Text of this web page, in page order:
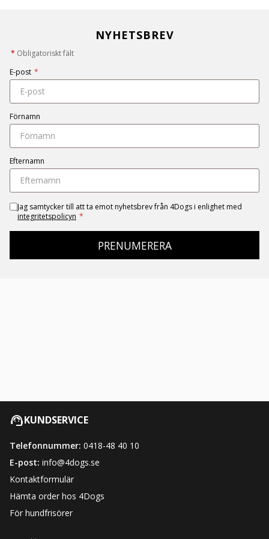
NYHETSBREV
* Obligatoriskt fält
E-post *
Förnamn
Efternamn
Jag samtycker till att ta emot nyhetsbrev från 4Dogs i enlighet med
integritetspolicyn *
PRENUMERERA
KUNDSERVICE
Telefonnummer: 0418-48 40 10
E-post: info@4dogs.se
Kontaktformulär
Hämta order hos 4Dogs
För hundfrisörer